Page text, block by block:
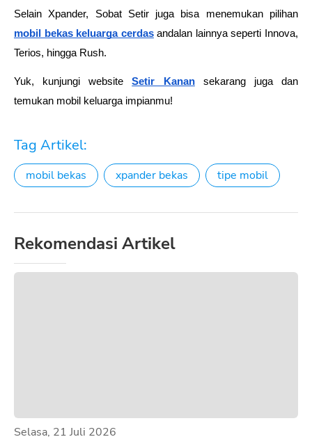
mobil bekas keluarga cerdas andalan lainnya seperti Innova,
Terios, hingga Rush.
Yuk, kunjungi website Setir Kanan sekarang juga dan
temukan mobil keluarga impianmu!
Tag Artikel:
mobil bekas xpander bekas tipe mobil
Rekomendasi Artikel
Selasa, 21 Juli 2026